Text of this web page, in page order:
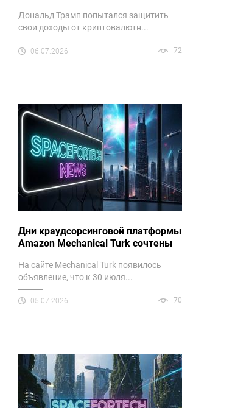
Дональд Трамп попытался защитить
свои доходы от криптовалютн...
06.07.2026 72
Дни краудсорсинговой платформы
Amazon Mechanical Turk сочтены
На сайте Mechanical Turk появилось
объявление, что к 30 июля...
05.07.2026 70